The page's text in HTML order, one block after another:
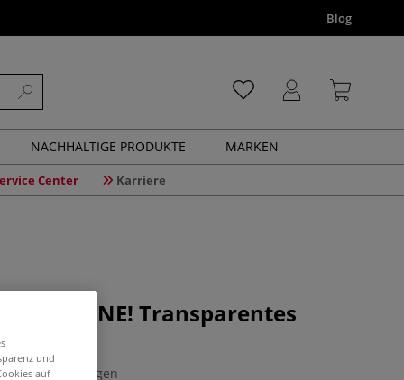
Blog
NACHHALTIGE PRODUKTE MARKEN
Center Karriere
EVERSHINE! Transparentes
0 Bewertungen
und
auf